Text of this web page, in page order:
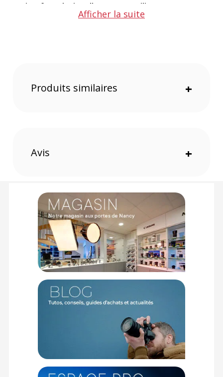
Points forts des jumelles Pentax Papilio III 8.5x21 WR
prismes BaK4
applications standard comme l'ornithologie ou les
pour plonger au cœur des détails des insectes, des fleurs ou
des expositions en galerie d'art.
Mécanisme original PENTAX de correction de
convergence
L'observation d'objets très proches provoque généralement
un décalage gênant entre le champ visuel des deux yeux.
Pour offrir un confort absolu, ces jumelles intègrent un
mécanisme unique qui fait coulisser les lentilles objectives en
fonction de la distance de mise au point. Vos yeux ne
fatiguent pas, et le mécanisme revient à sa position normale
pour les observations à longue distance.
Construction résistante aux intempéries (WR)
Pour la toute première fois dans cette gamme, le Papilio III
bénéficie d'une construction WR qui minimise la pénétration
de l'eau et de l'humidité. Elles sont parfaitement fiables sous
la pluie, dans le brouillard ou dans les milieux sujets aux
éclaboussures d'eau. Les oculaires et la plaque avant en
Afficher la suite
Produits similaires +
Avis +